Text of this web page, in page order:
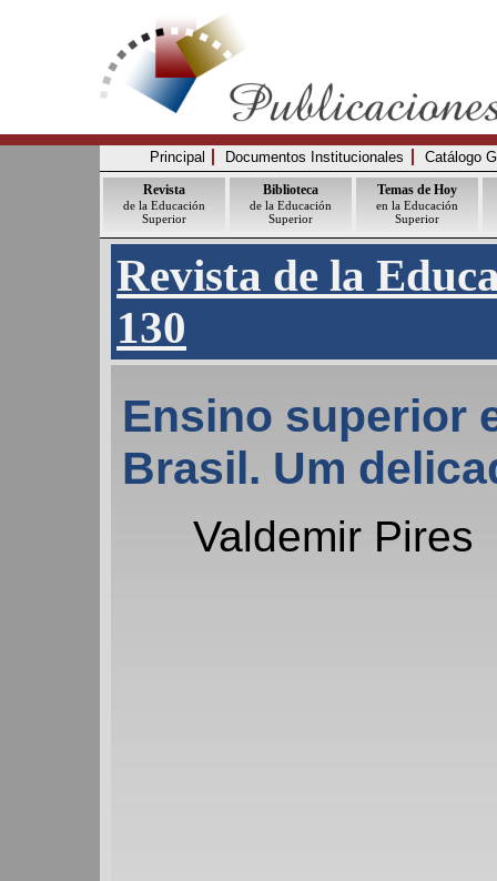
Principal Documentos Institucionales Catálogo
Revista
de la Educación
Superior
Biblioteca
de la Educación
Superior
Temas de Hoy
en la Educación
Superior
Revista de la
130
Ensino superior
Brasil. Um
Valdemir Pires